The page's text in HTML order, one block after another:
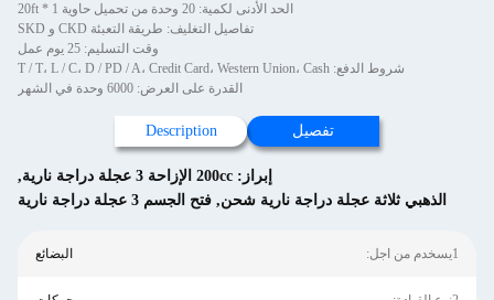
الحد الأدنى لكمية: 20 وحدة من تحميل حاوية 1 * 20ft
تفاصيل التغليف: طريقة التعبئة CKD و SKD
وقت التسليم: 25 يوم عمل
شروط الدفع: T / T، L / C، D / PD / A، Credit Card، Western Union، Cash
القدرة على العرض: 6000 وحدة في الشهر
تفصيل Description
إبراز: 200cc الإزاحة 3 عجلة دراجة نارية
,
الذهبي ثلاثة عجلة دراجة نارية شحن, فتح الجسم 3 عجلة دراجة نارية
1يسخدم من اجل: البضائع